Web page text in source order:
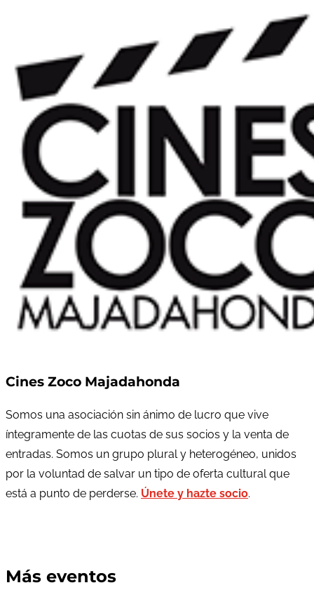
Cines Zoco Majadahonda
Somos una asociación sin ánimo de lucro que vive
íntegramente de las cuotas de sus socios y la venta de
entradas. Somos un grupo plural y heterogéneo, unidos
por la voluntad de salvar un tipo de oferta cultural que
está a punto de perderse. Únete y hazte socio.
Más eventos